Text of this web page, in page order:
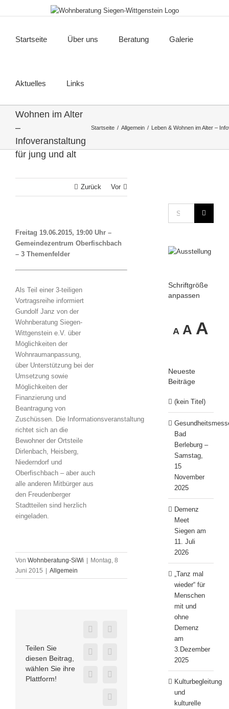
Inhalt
Startseite Über uns Beratung Galerie
Aktuelles Links
Wohnen im Alter
–
Infoveranstaltung
für jung und alt
Startseite Allgemein Leben & Wohnen im Alter –
Zurück Vor
Freitag 19.06.2015, 19:00 Uhr –
Gemeindezentrum Oberfischbach
– 3 Themenfelder
Als Teil einer 3-teiligen
Vortragsreihe informiert
Gundolf Janz von der
Wohnberatung Siegen-
Wittgenstein e.V. über
Möglichkeiten der
Wohnraumanpassung,
über Unterstützung bei der
Umsetzung sowie
Möglichkeiten der
Finanzierung und
Beantragung von
Zuschüssen. Die Informationsveranstaltung
richtet sich an die
Bewohner der Ortsteile
Dirlenbach, Heisberg,
Niederndorf und
Oberfischbach – aber auch
alle anderen Mitbürger aus
den Freudenberger
Stadtteilen sind herzlich
eingeladen.
Von Wohnberatung-SiWi | Montag, 8
Juni 2015 | Allgemein
Teilen Sie
diesen Beitrag,
wählen Sie ihre
Plattform!
FacebookTwitter
LinkedInWhatsApp
E-
Telegram
Xing
Schriftgröße
anpassen
A
Decrease
font
A Reset
size.
A
Neueste
Beiträge
(kein Titel)
Bad
Berleburg –
Samstag,
15
November
2025
Demenz
Meet
Siegen am
11. Juli
2026
„Tanz mal
wieder“ für
Menschen
mit und
ohne
Demenz
am
3.Dezember
2025
Kulturbegleitung
und
kulturelle